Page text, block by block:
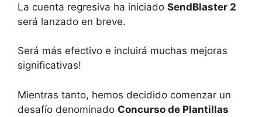
La cuenta regresiva ha iniciado SendBlaster 2
será lanzado en breve.
Será más efectivo e incluirá muchas mejoras
significativas!
Mientras tanto, hemos decidido comenzar un
desafío denominado Concurso de Plantillas